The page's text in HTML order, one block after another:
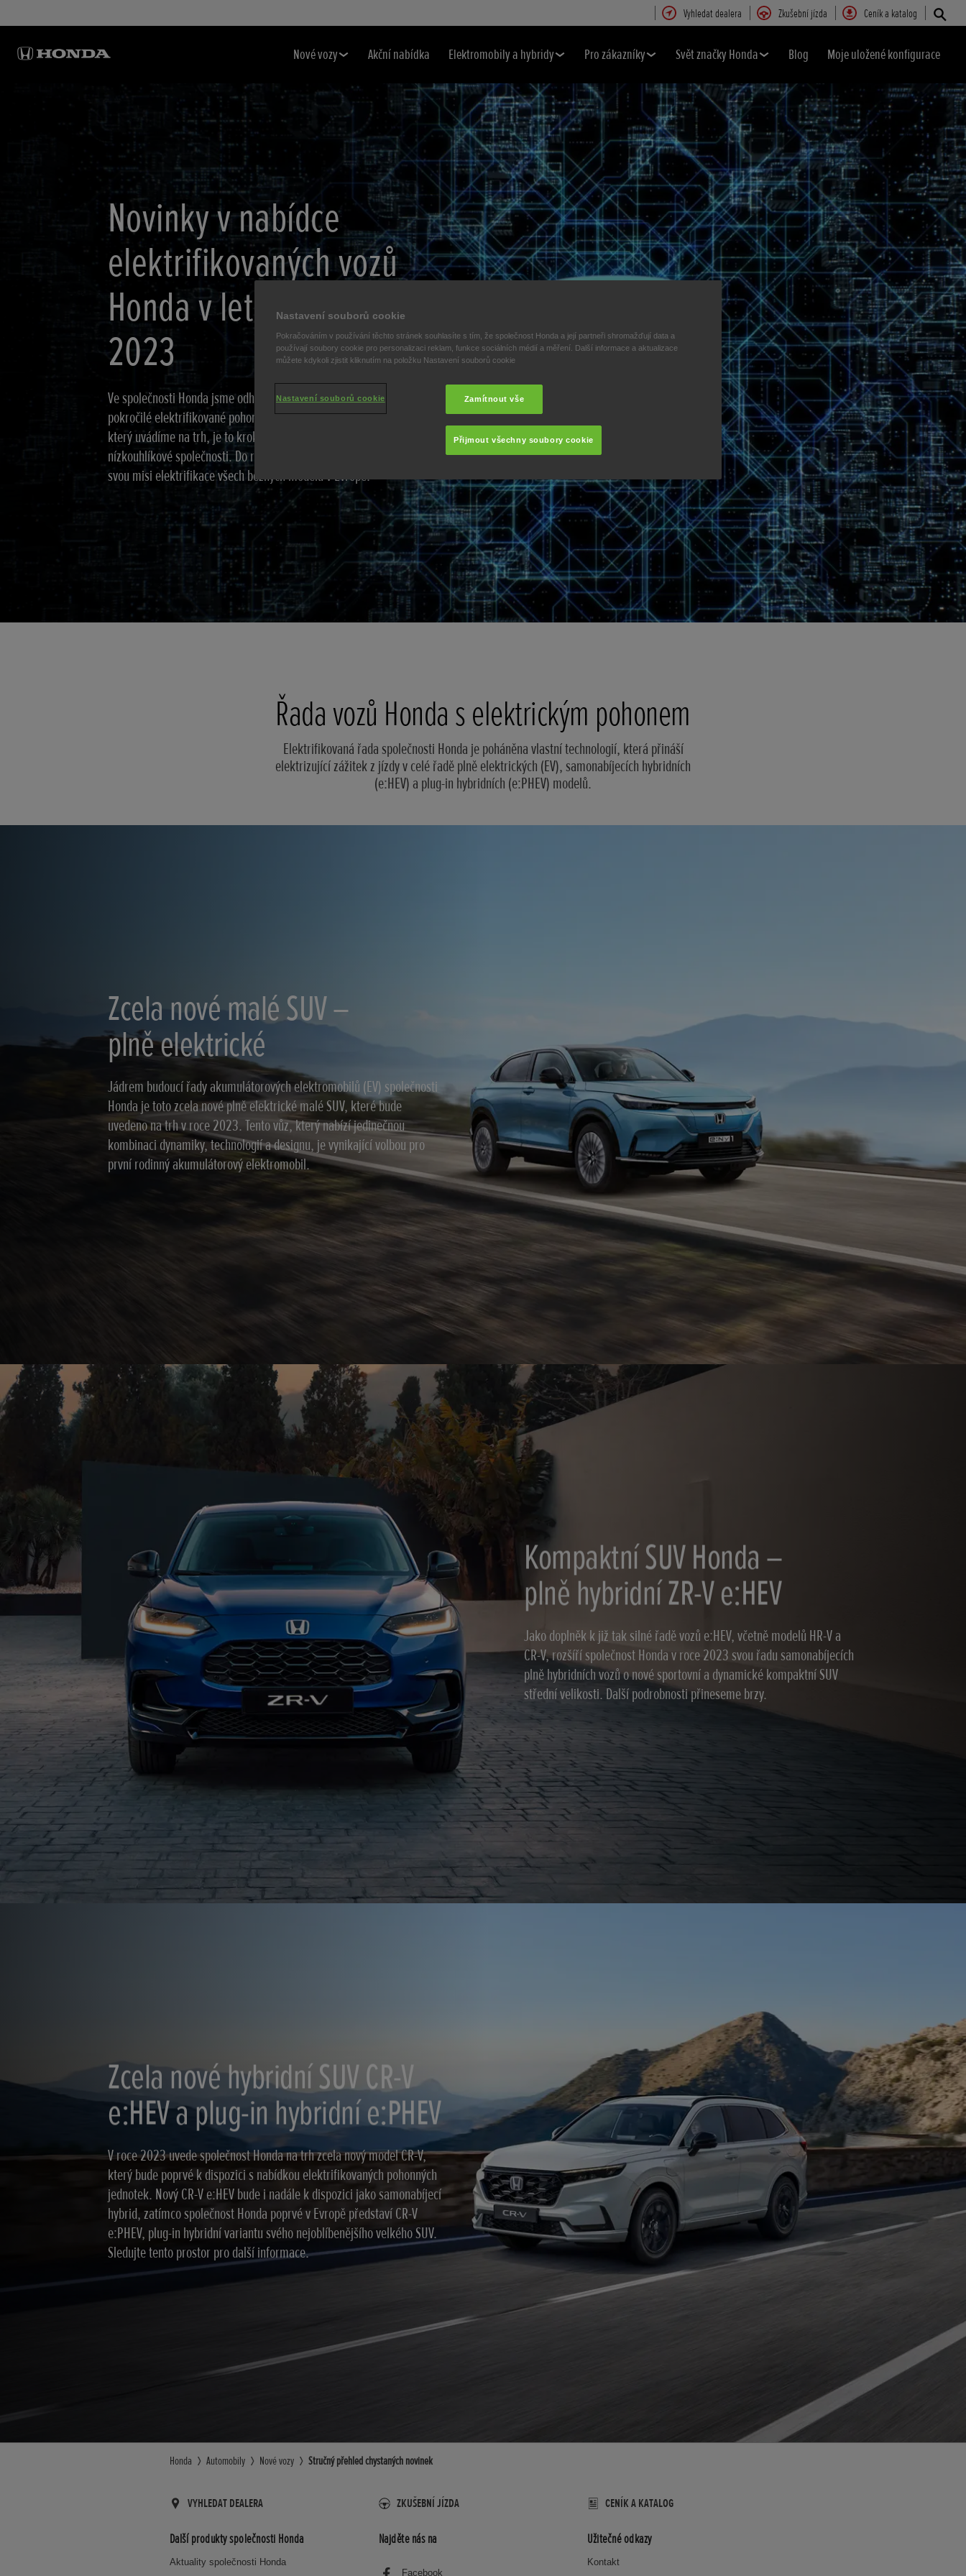
Vyhledat dealera Zkušební jízda Ceník a katalog
Nové vozy Akční nabídka Elektromobily a hybridy Pro zákazníky Svět značky Honda Blog Moje uložené konfigurace
Novinky v nabídce
elektrifikovaných vozů
Honda v letech 2022–
2023
Ve společnosti Honda jsme odhodláni vytvářet modely obsahující
pokročilé elektrifikované pohonné jednotky a s každým novým vozem,
který uvádíme na trh, je to krok blíže k naší elektrické vizi dosažení
nízkouhlíkové společnosti. Do roku 2022 dokončí společnost Honda
svou misi elektrifikace všech běžných modelů v Evropě.
Řada vozů Honda s elektrickým pohonem
Elektrifikovaná řada společnosti Honda je poháněna vlastní technologií, která přináší
elektrizující zážitek z jízdy v celé řadě plně elektrických (EV), samonabíjecích hybridních
(e:HEV) a plug-in hybridních (e:PHEV) modelů.
Zcela nové malé SUV –
plně elektrické
Jádrem budoucí řady akumulátorových elektromobilů (EV) společnosti
Honda je toto zcela nové plně elektrické malé SUV, které bude
uvedeno na trh v roce 2023. Tento vůz, který nabízí jedinečnou
kombinaci dynamiky, technologií a designu, je vynikající volbou pro
první rodinný akumulátorový elektromobil.
Kompaktní SUV Honda –
plně hybridní ZR-V e:HEV
Jako doplněk k již tak silné řadě vozů e:HEV, včetně modelů HR-V a
CR-V, rozšíří společnost Honda v roce 2023 svou řadu samonabíjecích
plně hybridních vozů o nové sportovní a dynamické kompaktní SUV
střední velikosti. Další podrobnosti přineseme brzy.
Zcela nové hybridní SUV CR-V
e:HEV a plug-in hybridní e:PHEV
V roce 2023 uvede společnost Honda na trh zcela nový model CR-V,
který bude poprvé k dispozici s nabídkou elektrifikovaných pohonných
jednotek. Nový CR-V e:HEV bude i nadále k dispozici jako samonabíjecí
hybrid, zatímco společnost Honda poprvé v Evropě představí CR-V
e:PHEV, plug-in hybridní variantu svého nejoblíbenějšího velkého SUV.
Sledujte tento prostor pro další informace.
Honda Automobily Nové vozy Stručný přehled chystaných novinek
VYHLEDAT DEALERA ZKUŠEBNÍ JÍZDA CENÍK A KATALOG
Další produkty společnosti Honda
Aktuality společnosti Honda
Najděte nás na
Facebook
Užitečné odkazy
Kontakt
Nastavení souborů cookie
Pokračováním v používání těchto stránek souhlasíte s tím, že společnost Honda a její partneři shromažďují data a
používají soubory cookie pro personalizaci reklam, funkce sociálních médií a měření. Další informace a aktualizace
můžete kdykoli zjistit kliknutím na položku Nastavení souborů cookie
Zamítnout vše
Přijmout všechny soubory cookie
Nastavení souborů cookie